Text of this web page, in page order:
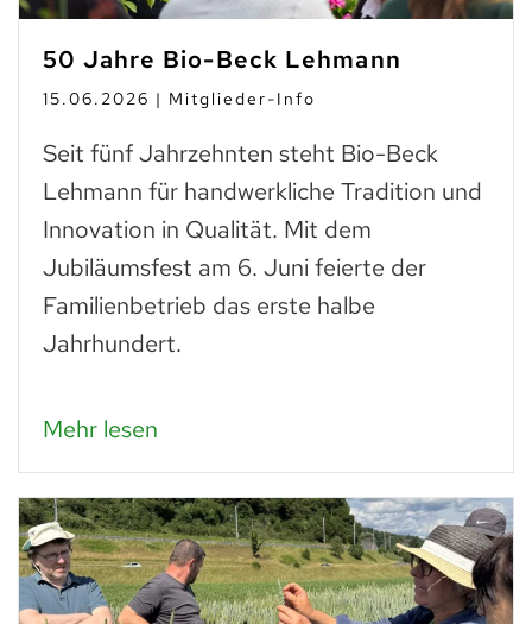
50 Jahre Bio-Beck Lehmann
15.06.2026 | Mitglieder-Info
Seit fünf Jahrzehnten steht Bio-Beck
Lehmann für handwerkliche Tradition und
Innovation in Qualität. Mit dem
Jubiläumsfest am 6. Juni feierte der
Familienbetrieb das erste halbe
Jahrhundert.
Mehr lesen